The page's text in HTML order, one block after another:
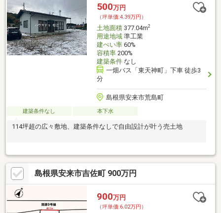
500万円
（坪単価:4.39万円）
土地面積377.04m2
用途地域準工業
建ぺい率60%
容積率200%
建築条件なし
一畑バス「東天神町」下車 徒歩3
分
島根県安来市荒島町
建築条件なし 本下水
114坪超の広々敷地、建築条件なしで自由設計が叶う売土地
島根県安来市吉佐町 900万円
900万円
（坪単価:6.02万円）